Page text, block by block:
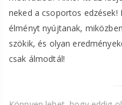
neked a csoportos edzések!
élményt nyújtanak,
szökik, és olyan
csak álmodtál!